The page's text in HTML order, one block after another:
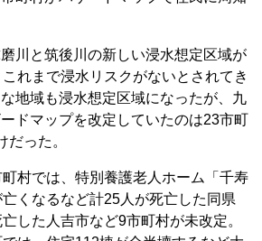
川と筑後川の新しい浸水想定区域が
れまで浸水リスクがないとされてき
地域も浸水想定区域になったが、九
ドマップを改定していたのは23市町
だった。
村では、特別養護老人ホーム「千寿
くなるなど計25人が死亡した同県
した人吉市など9市町村が未改定。